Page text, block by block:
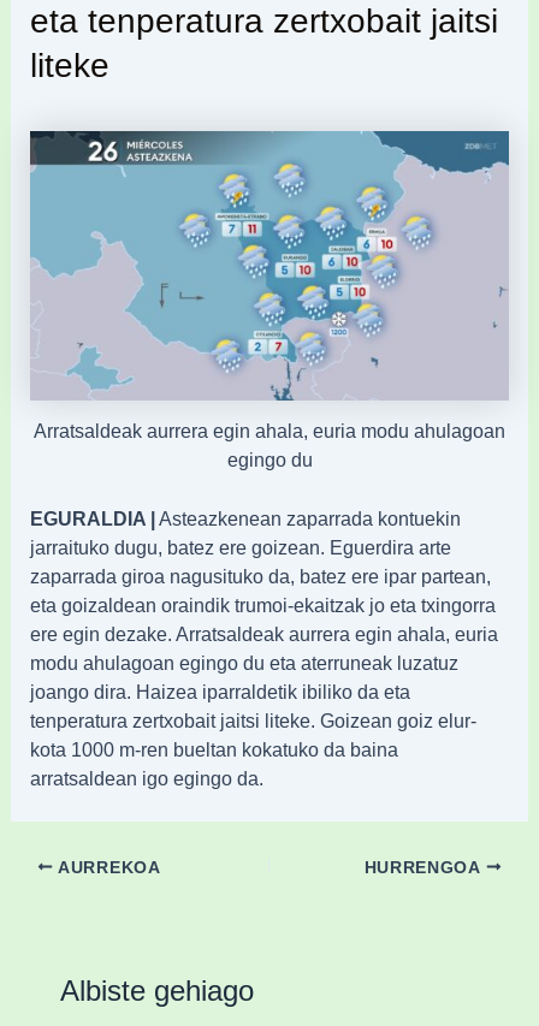
eta tenperatura zertxobait jaitsi
liteke
Arratsaldeak aurrera egin ahala, euria modu ahulagoan
egingo du
EGURALDIA | Asteazkenean zaparrada kontuekin
jarraituko dugu, batez ere goizean. Eguerdira arte
zaparrada giroa nagusituko da, batez ere ipar partean,
eta goizaldean oraindik trumoi-ekaitzak jo eta txingorra
ere egin dezake. Arratsaldeak aurrera egin ahala, euria
modu ahulagoan egingo du eta aterruneak luzatuz
joango dira. Haizea iparraldetik ibiliko da eta
tenperatura zertxobait jaitsi liteke. Goizean goiz elur-
kota 1000 m-ren bueltan kokatuko da baina
arratsaldean igo egingo da.
AURREKOA HURRENGOA
Albiste gehiago